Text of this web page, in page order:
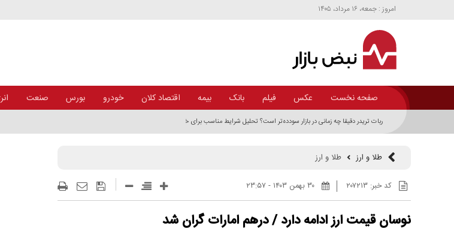
امروز : جمعه، ۱۶ مرداد، ۱۴۰۵
صفحه نخست عکس فیلم بانک بیمه اقتصاد کلان خودرو بورس صنعت
ربات تریدر دقیقا چه زمانی در بازار سودده‌تر است؟ تحلیل شرایط مناسب برای خودکارسازی معاملات
طلا و ارز طلا و ارز
کد خبر:۲۰۷۲۱۳ ۳۰ بهمن ۱۴۰۳ - ۲۳:۵۷
نوسان قیمت ارز ادامه دارد / درهم امارات گران شد